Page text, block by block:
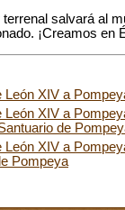
salvará al
¡Creamos en
XIV a
León XIV a
de
León XIV a
Pompeya